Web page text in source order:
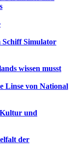
Schiff Simulator
wissen musst
Linse von National
Kultur und
der